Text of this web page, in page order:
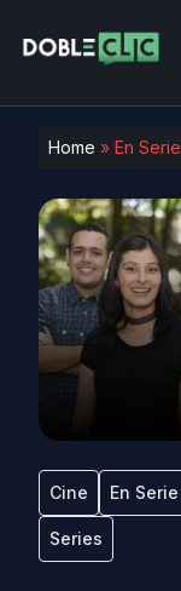
Home » En Serie
Cine En Serie
Series